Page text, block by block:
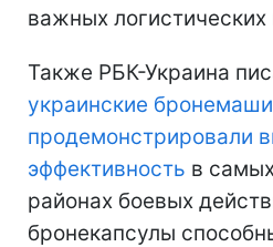
важных
Также РБК-Украина
украинские
продемонстрировали
эффективность в
районах боевых
бронекапсулы